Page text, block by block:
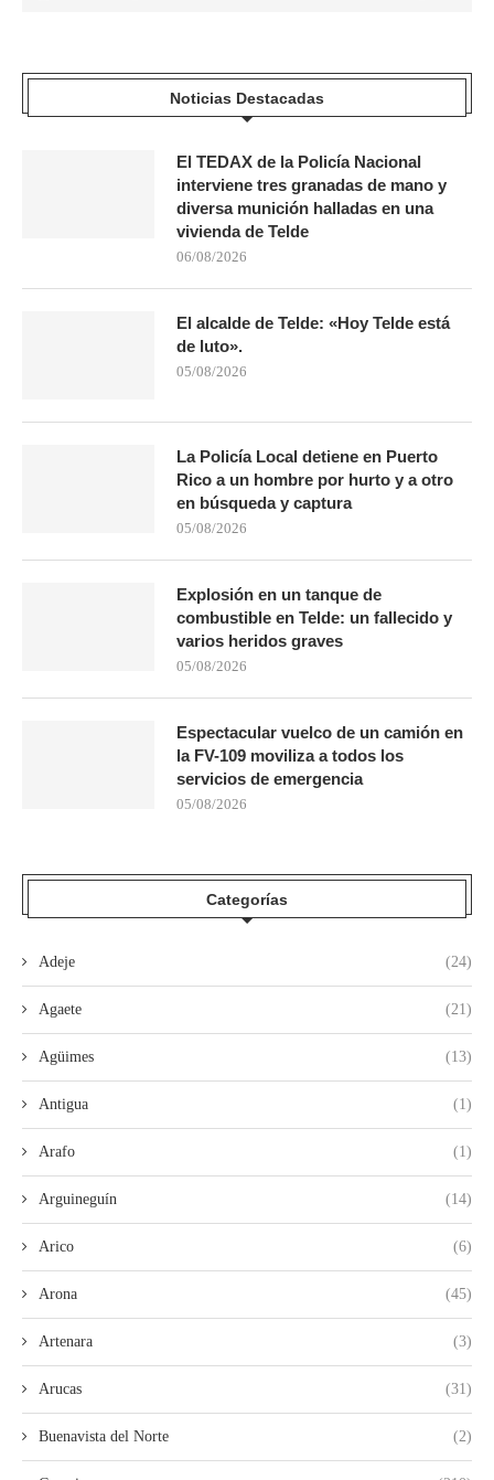
Noticias Destacadas
El TEDAX de la Policía Nacional
interviene tres granadas de mano y
diversa munición halladas en una
vivienda de Telde
06/08/2026
El alcalde de Telde: «Hoy Telde está
de luto».
05/08/2026
La Policía Local detiene en Puerto
Rico a un hombre por hurto y a otro
en búsqueda y captura
05/08/2026
Explosión en un tanque de
combustible en Telde: un fallecido y
varios heridos graves
05/08/2026
Espectacular vuelco de un camión en
la FV-109 moviliza a todos los
servicios de emergencia
05/08/2026
Categorías
Adeje (24)
Agaete (21)
Agüimes (13)
Antigua (1)
Arafo (1)
Arguineguín (14)
Arico (6)
Arona (45)
Artenara (3)
Arucas (31)
Buenavista del Norte (2)